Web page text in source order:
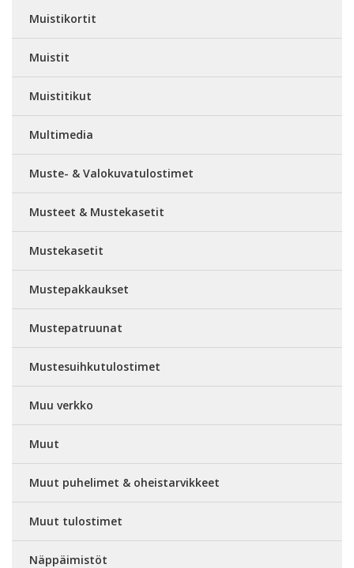
Muistikortit
Muistit
Muistitikut
Multimedia
Muste- & Valokuvatulostimet
Musteet & Mustekasetit
Mustekasetit
Mustepakkaukset
Mustepatruunat
Mustesuihkutulostimet
Muu verkko
Muut
Muut puhelimet & oheistarvikkeet
Muut tulostimet
Näppäimistöt